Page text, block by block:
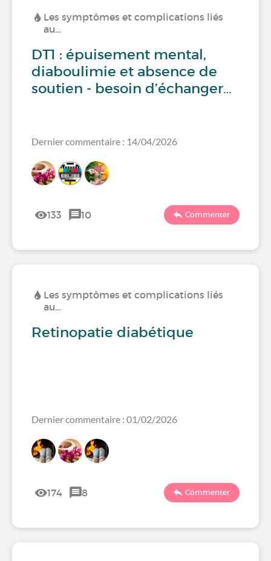
Les symptômes et complications liés
au…
DT1 : épuisement mental,
diaboulimie et absence de
soutien - besoin d’échanger…
Dernier commentaire : 14/04/2026
133 10 Commenter
Les symptômes et complications liés
au…
Retinopatie diabétique
Dernier commentaire : 01/02/2026
174 8 Commenter